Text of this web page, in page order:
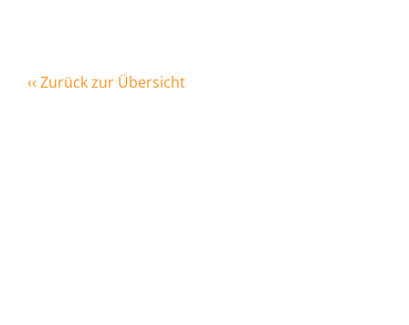
‹‹ Zurück zur Übersicht